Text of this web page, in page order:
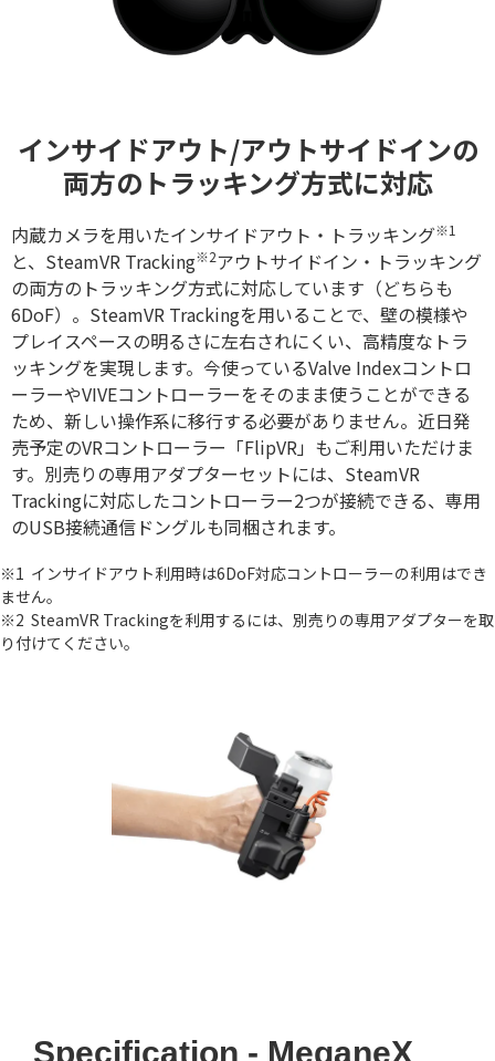
インサイドアウト/アウトサイドインの
両方のトラッキング方式に対応
内蔵カメラを用いたインサイドアウト・トラッキング※1
と、SteamVR Tracking※2アウトサイドイン・トラッキング
の両方のトラッキング方式に対応しています（どちらも
6DoF）。SteamVR Trackingを用いることで、壁の模様や
プレイスペースの明るさに左右されにくい、高精度なトラ
ッキングを実現します。今使っているValve Indexコントロ
ーラーやVIVEコントローラーをそのまま使うことができる
ため、新しい操作系に移行する必要がありません。近日発
売予定のVRコントローラー「FlipVR」もご利用いただけま
す。別売りの専用アダプターセットには、SteamVR
Trackingに対応したコントローラー2つが接続できる、専用
のUSB接続通信ドングルも同梱されます。
※1 インサイドアウト利用時は6DoF対応コントローラーの利用はでき
ません。
※2 SteamVR Trackingを利用するには、別売りの専用アダプターを取
り付けてください。
Specification - MeganeX